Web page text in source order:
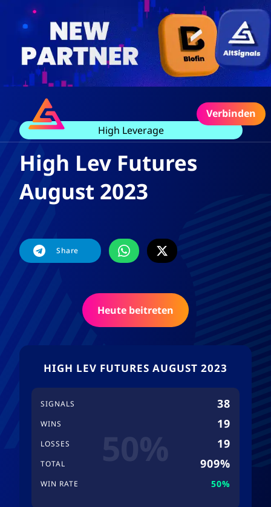
Verbinden
High Leverage
High Lev Futures
August 2023
Share
Heute beitreten
HIGH LEV FUTURES AUGUST 2023
SIGNALS 38
WINS 19
LOSSES 19
TOTAL 909%
WIN RATE 50%